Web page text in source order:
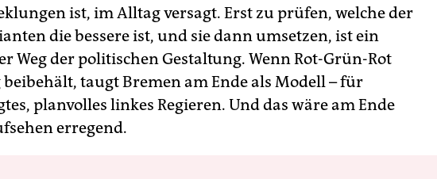
ist, im Alltag versagt. Erst zu prüfen, welche der
die bessere ist, und sie dann umsetzen, ist ein
Weg der politischen Gestaltung. Wenn Rot-Grün-Rot
beibehält, taugt Bremen am Ende als Modell – für
planvolles linkes Regieren. Und das wäre am Ende
erregend.